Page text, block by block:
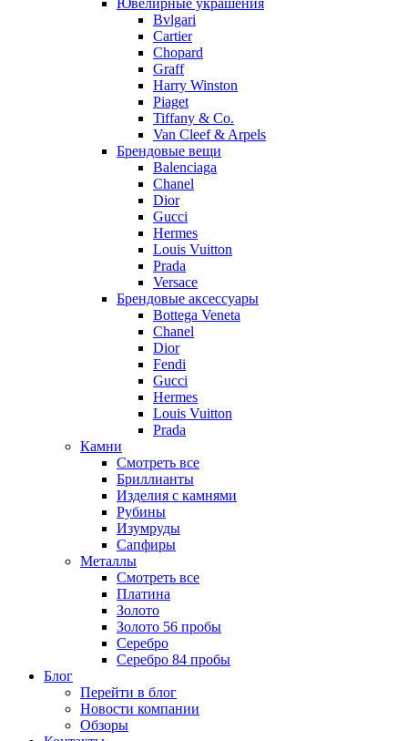
Ювелирные украшения
Bvlgari
Cartier
Chopard
Graff
Harry Winston
Piaget
Tiffany & Co.
Van Cleef & Arpels
Брендовые вещи
Balenciaga
Chanel
Dior
Gucci
Hermes
Louis Vuitton
Prada
Versace
Брендовые аксессуары
Bottega Veneta
Chanel
Dior
Fendi
Gucci
Hermes
Louis Vuitton
Prada
Камни
Смотреть все
Бриллианты
Изделия с камнями
Рубины
Изумруды
Сапфиры
Металлы
Смотреть все
Платина
Золото
Золото 56 пробы
Серебро
Серебро 84 пробы
Блог
Перейти в блог
Новости компании
Обзоры